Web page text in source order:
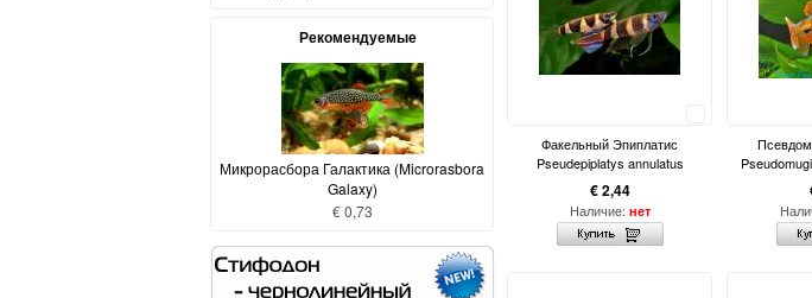
Факельный Эпиплатис
Pseudepiplatys annulatus
€ 2,44
Наличие: нет
Рекомендуемые
Микрорасбора Галактика (Microrasbora
Galaxy)
€ 0,73